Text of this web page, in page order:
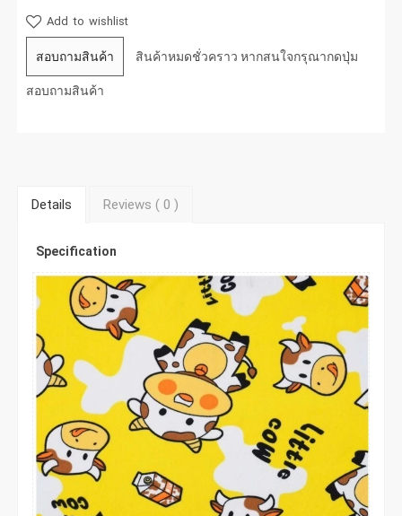
Add to wishlist
สอบถามสินค้า สินค้าหมดชั่วคราว หากสนใจกรุณากดปุ่ม
สอบถามสินค้า
Details Reviews ( 0)
Specification